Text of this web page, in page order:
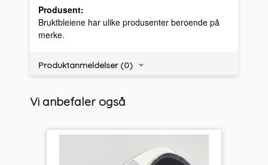
Produsent:
Bruktbleiene har ulike produsenter beroende på
merke.
Produktanmeldelser (0)
Vi anbefaler også